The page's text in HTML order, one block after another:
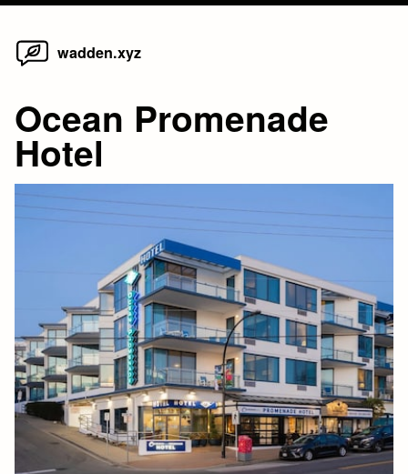
Skip
wadden.xyz
Ocean Promenade
Hotel